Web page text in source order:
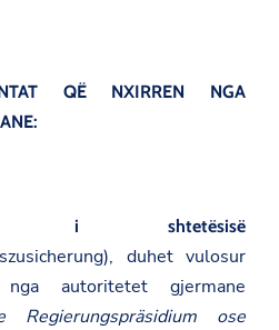
QË NXIRREN NGA
i shtetësisë
), duhet vulosur
autoritetet gjermane
Regierungspräsidium ose